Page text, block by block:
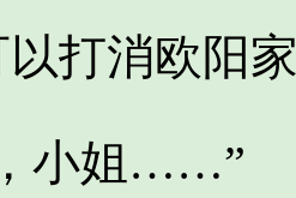
消欧阳家
姐……”